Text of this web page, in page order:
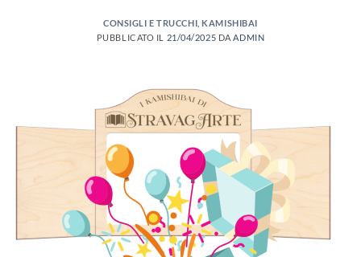
CONSIGLI E TRUCCHI KAMISHIBAI
PUBBLICATO IL
21/04/2025 DA ADMIN